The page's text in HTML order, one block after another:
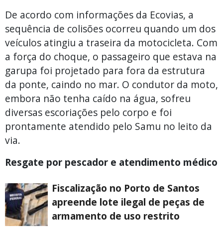
De acordo com informações da Ecovias, a
sequência de colisões ocorreu quando um dos
veículos atingiu a traseira da motocicleta. Com
a força do choque, o passageiro que estava na
garupa foi projetado para fora da estrutura
da ponte, caindo no mar. O condutor da moto,
embora não tenha caído na água, sofreu
diversas escoriações pelo corpo e foi
prontamente atendido pelo Samu no leito da
via.
Resgate por pescador e atendimento médico
Fiscalização no Porto de Santos
apreende lote ilegal de peças de
armamento de uso restrito